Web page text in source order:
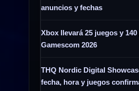
anuncios y fechas
Xbox llevará 25 juegos y
Gamescom 2026
THQ Nordic Digital
fecha, hora y juegos